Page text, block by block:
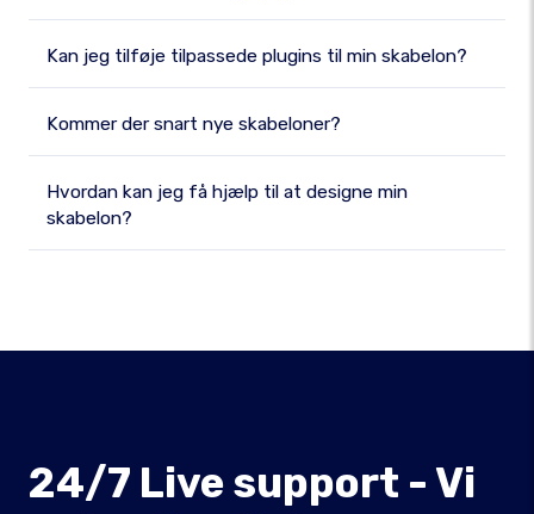
Kan jeg tilføje tilpassede plugins til min skabelon?
Kommer der snart nye skabeloner?
Hvordan kan jeg få hjælp til at designe min
skabelon?
24/7 Live support - Vi